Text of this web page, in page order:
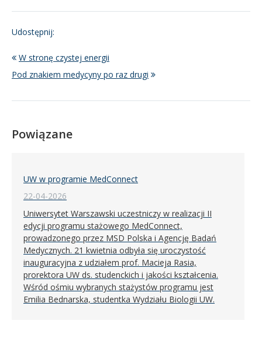
Udostępnij:
W stronę czystej energii
Pod znakiem medycyny po raz drugi
Powiązane
UW w programie MedConnect
22-04-2026
Uniwersytet Warszawski uczestniczy w realizacji II
edycji programu stażowego MedConnect,
prowadzonego przez MSD Polska i Agencję Badań
Medycznych. 21 kwietnia odbyła się uroczystość
inauguracyjna z udziałem prof. Macieja Rasia,
prorektora UW ds. studenckich i jakości kształcenia.
Wśród ośmiu wybranych stażystów programu jest
Emilia Bednarska, studentka Wydziału Biologii UW.